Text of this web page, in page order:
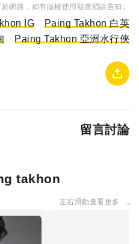
網路，如有版權使用疑慮煩請告知。
IG
Paing Takhon 白英
Paing Takhon 亞洲水行俠
留言討論
takhon
左右滑動查看更多 →